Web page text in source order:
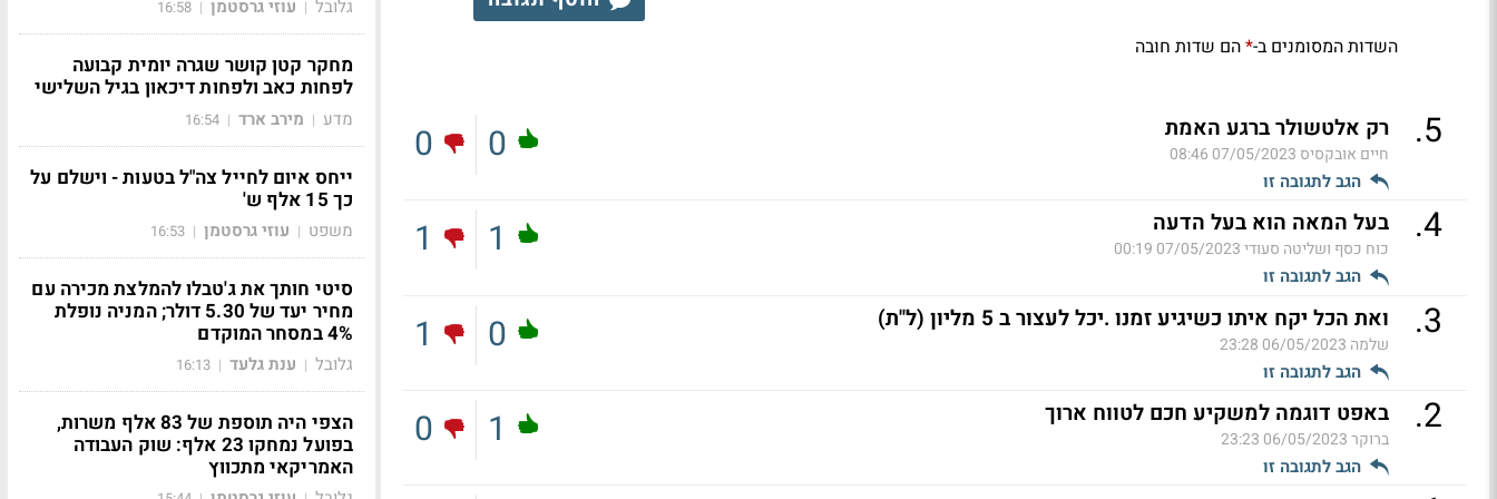
השדות המסומנים ב-*הם שדות חובה
5
. רק אלטשולר ברגע האמת
חיים אובקסיס 07/05/2023 08:46
הגב לתגובה זו
0
0
4
. בעל המאה הוא בעל הדעה
כוח כסף ושליטה סעודי07/05/2023 00:19
הגב לתגובה זו
1
1
3
. ואת הכל יקח איתו כשיגיע זמנו .יכל לעצור ב 5 מליון (ל"ת)
שלמה 06/05/2023 23:28
הגב לתגובה זו
0
1
2
. באפט דוגמה למשקיע חכם לטווח ארוך
ברוקר06/05/2023 23:23
הגב לתגובה זו
1
0
גלובל | עוזי גרסטמן |
16:58
מחקר קטן קושר שגרה יומית קבועה
לפחות כאב ולפחות דיכאון בגיל השלישי
מדע | מירב ארד |
16:54
ייחס איום לחייל צה"ל בטעות - וישלם על
כך 15 אלף ש'
משפט | עוזי גרסטמן |
16:53
סיטי חותך את ג'טבלו להמלצת מכירה עם
מחיר יעד של 5.30 דולר; המניה נופלת
4% במסחר המוקדם
גלובל | ענת גלעד |
16:13
הצפי היה תוספת של 83 אלף משרות,
בפועל נמחקו 23 אלף: שוק העבודה
האמריקאי מתכווץ